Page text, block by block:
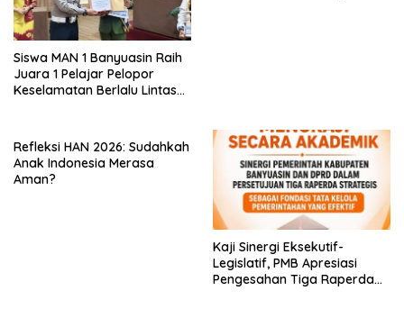
Siswa MAN 1 Banyuasin Raih
Juara 1 Pelajar Pelopor
Keselamatan Berlalu Lintas
Refleksi HAN 2026: Sudahkah
Anak Indonesia Merasa
Aman?
Kaji Sinergi Eksekutif-
Legislatif, PMB Apresiasi
Pengesahan Tiga Raperda